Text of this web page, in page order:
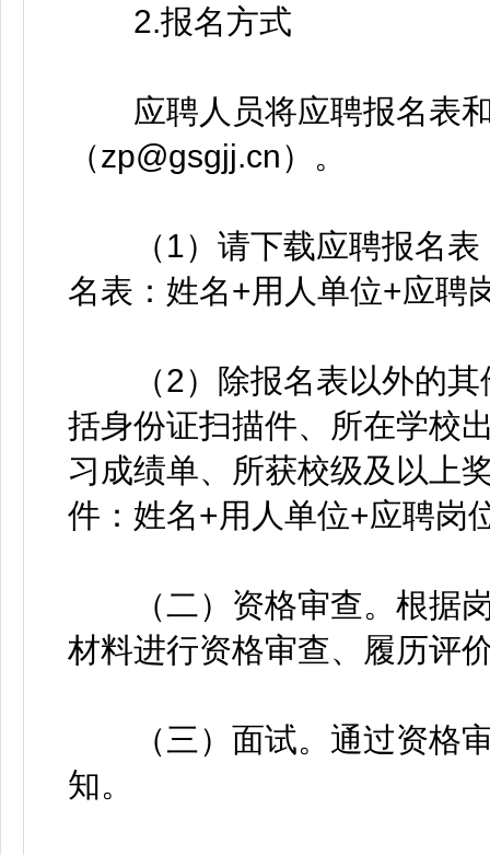
2.报名方式
应聘人员将应聘报名表和
（zp@gsgjj.cn）。
（1）请下载应聘报名表
名表：姓名+用人单位+应聘
（2）除报名表以外的其
括身份证扫描件、所在学校
习成绩单、所获校级及以上
件：姓名+用人单位+应聘岗
（二）资格审查。根据岗
材料进行资格审查、履历评
（三）面试。通过资格审
知。